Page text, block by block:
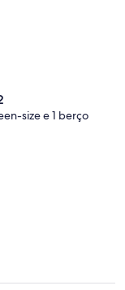
size e 1 berço